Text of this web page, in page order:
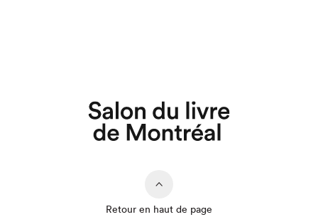
Retour en haut de page